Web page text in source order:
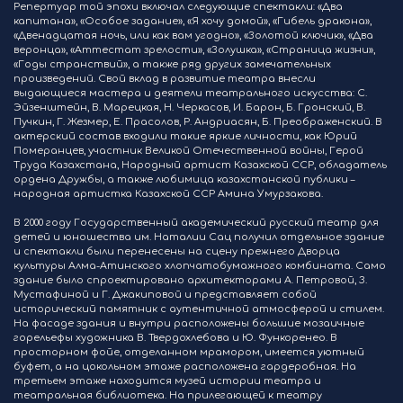
Репертуар той эпохи включал следующие спектакли: «Два
капитана», «Особое задание», «Я хочу домой», «Гибель дракона»,
«Двенадцатая ночь, или как вам угодно», «Золотой ключик», «Два
веронца», «Аттестат зрелости», «Золушка», «Страница жизни»,
«Годы странствий», а также ряд других замечательных
произведений. Свой вклад в развитие театра внесли
выдающиеся мастера и деятели театрального искусства: С.
Эйзенштейн, В. Марецкая, Н. Черкасов, И. Барон, Б. Гронский, В.
Пучкин, Г. Жезмер, Е. Прасолов, Р. Андриасян, Б. Преображенский. В
актерский состав входили такие яркие личности, как Юрий
Померанцев, участник Великой Отечественной войны, Герой
Труда Казахстана, Народный артист Казахской ССР, обладатель
ордена Дружбы, а также любимица казахстанской публики –
народная артистка Казахской ССР Амина Умурзакова.
В 2000 году Государственный академический русский театр для
детей и юношества им. Наталии Сац получил отдельное здание
и спектакли были перенесены на сцену прежнего Дворца
культуры Алма-Атинского хлопчатобумажного комбината. Само
здание было спроектировано архитекторами А. Петровой, З.
Мустафиной и Г. Джакиповой и представляет собой
исторический памятник с аутентичной атмосферой и стилем.
На фасаде здания и внутри расположены большие мозаичные
горельефы художника В. Твердохлебова и Ю. Функоренео. В
просторном фойе, отделанном мрамором, имеется уютный
буфет, а на цокольном этаже расположена гардеробная. На
третьем этаже находится музей истории театра и
театральная библиотека. На прилегающей к театру